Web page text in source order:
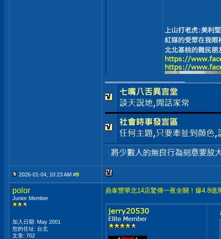
2026-01-04, 10:23 AM #9
polor
Junior Member
加入日期: May 2001
您的住址: 台北
文章: 702
鼎泰豐華北14店驚傳一夜全關！爆4.8